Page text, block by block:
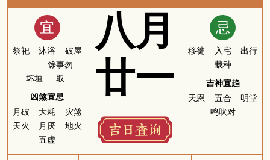
宜
祭祀 沐浴 破屋
坏垣
馀事勿
取
凶煞宜忌
月破
大耗
灾煞
天火
月厌
地火
五虚
八月
廿一
忌
移徙 入宅
出行
栽种
吉神宜趋
天恩
五合
明堂
鸣吠对